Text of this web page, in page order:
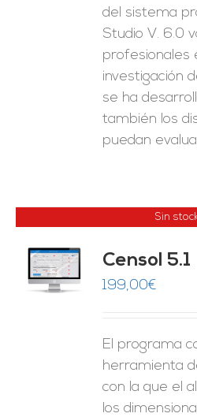
del sistema
Studio V. 6.0
profesionales
investigación
se ha
también los
puedan
Sin
Censol 5.1
199,00€
El programa
herramienta
con la que el
los